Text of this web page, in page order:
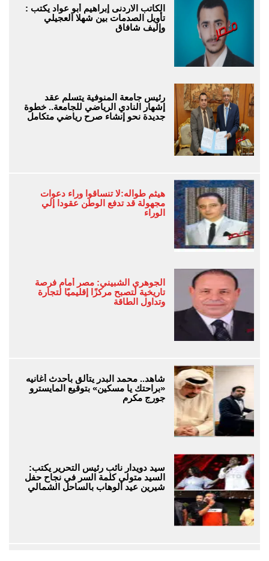
الكاتب الاردنى إبراهيم أبو عواد يكتب :
تأويل الصدمات بين شهلا العجيلي
وإليف شافاق
رئيس جامعة المنوفية يتسلم عقد
إشهار النادي الرياضي للجامعة.. خطوة
جديدة نحو إنشاء صرح رياضي متكامل
هيثم طواله:لا تنساقوا وراء دعوات
مجهولة قد تدفع الوطن عقودا إلي
الوراء
الجوهري الشبيني: مصر أمام فرصة
تاريخية لتصبح مركزًا إقليميًا لتجارة
وتداول الطاقة
شاهد.. محمد البدر يتألق بأحدث أغانيه
«براحتك يا مسكين» بتوقيع المايسترو
جورج مكرم
سيد دويدار نائب رئيس التحرير يكتب:
السيد متولي كلمة السر في نجاح حفل
شيرين عيد الوهاب بالساحل الشمالي